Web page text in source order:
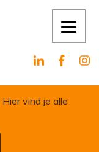
Hier vind je alle